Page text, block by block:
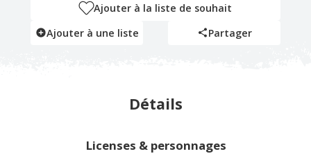
Ajouter à la liste de souhait
Ajouter à une liste
Partager
Détails
Licenses & personnages